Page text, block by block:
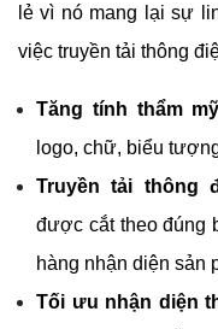
lẻ vì nó mang lại sự
việc truyền tải thông
Tăng tính thẩm mỹ
logo, chữ, biểu
Truyền tải thông
được cắt theo đúng
hàng nhận diện sản
Tối ưu nhận diện